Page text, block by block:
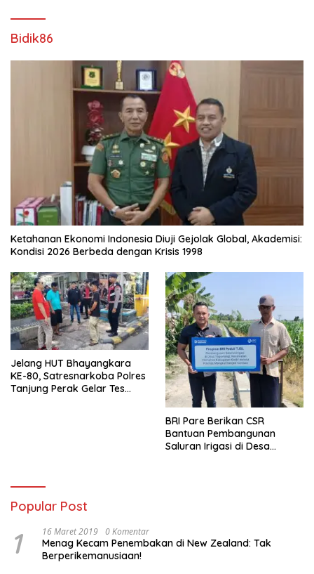
Bidik86
Ketahanan Ekonomi Indonesia Diuji Gejolak Global, Akademisi:
Kondisi 2026 Berbeda dengan Krisis 1998
Jelang HUT Bhayangkara
KE-80, Satresnarkoba Polres
Tanjung Perak Gelar Tes
BRI Pare Berikan CSR
Bantuan Pembangunan
Saluran Irigasi di Desa
Popular Post
1 16 Maret 2019 0 Komentar
Menag Kecam Penembakan di New Zealand: Tak
Berperikemanusiaan!